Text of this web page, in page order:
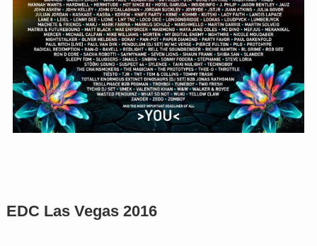
EDC Las Vegas 2016